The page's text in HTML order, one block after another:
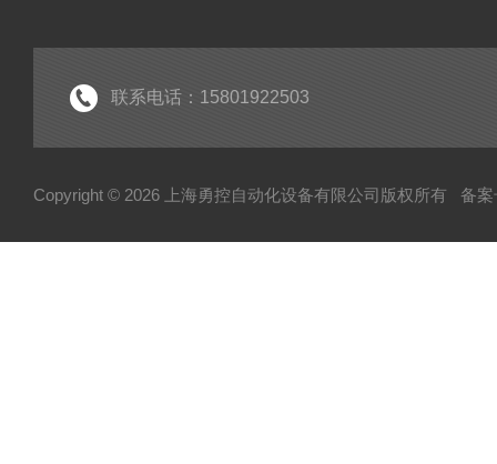
联系电话：15801922503
Copyright © 2026 上海勇控自动化设备有限公司版权所有 备案